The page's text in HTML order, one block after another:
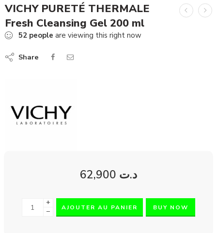
VICHY PURETÉ THERMALE
Fresh Cleansing Gel 200 ml
52 people are viewing this right now
Share
د.ت
+
−
AJOUTER AU PANIER BUY NOW